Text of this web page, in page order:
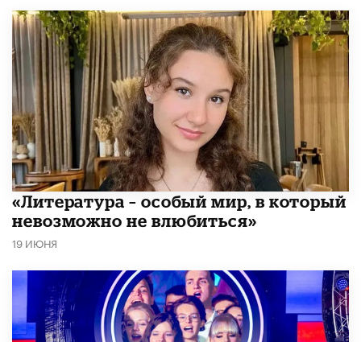
​«Литература – особый мир, в который
невозможно не влюбиться»
19 ИЮНЯ